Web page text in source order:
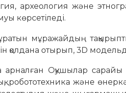
археология және
көрсетіледі.
мұражайдың
қолдана отырып, 3D
арналған Оқушылар
робототехника және